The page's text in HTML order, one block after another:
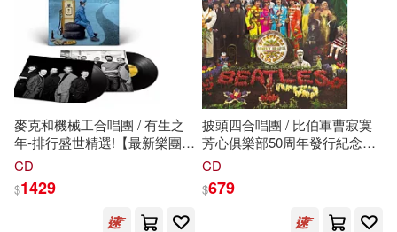
張瑋軒(3) 張英澤（主編）(3)
斯科特．凱勒(3) 旅遊玩家(3)
李春雄(3) 李碩安(3)
柳宗悅(3)
布克文化(8)
廣西美術出版社(8) 橡樹林(8)
現代出版社(8) クラックス(7)
三秦出版社(7)
麥克和機械工合唱團 / 有生之
年-排行盛世精選!【最新樂團自
主推出-成軍40周年回顧精選】
Mechanics/Looking Back -
Living The Years (2LP))
CD
$1429
披頭四合唱團 / 比伯軍曹寂寞
芳心俱樂部50周年發行紀念版
2CD [2017全新數位化錄製]
Lonely Hearts Club Band 2CD
CD
$679